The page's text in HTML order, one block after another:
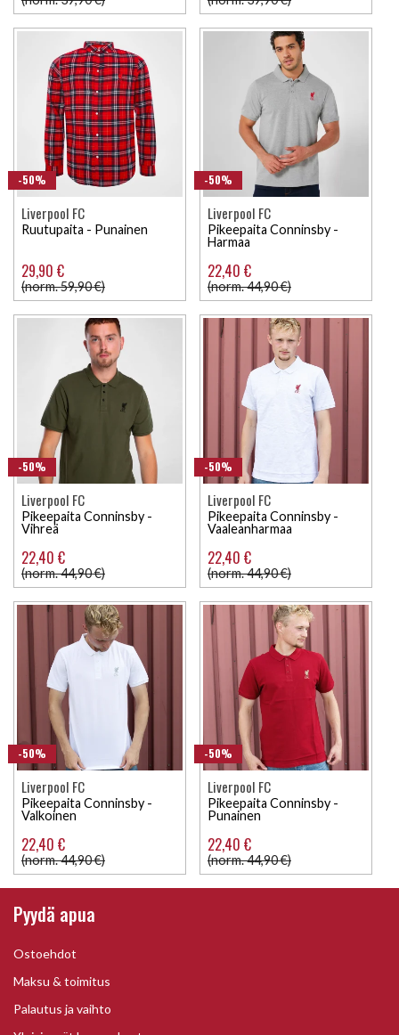
-50%
Liverpool FC
Ruutupaita - Punainen
29,90 €
(norm. 59,90 €)
-50%
Liverpool FC
Pikeepaita Conninsby -
Harmaa
22,40 €
(norm. 44,90 €)
-50%
Liverpool FC
Pikeepaita Conninsby -
Vihreä
22,40 €
(norm. 44,90 €)
-50%
Liverpool FC
Pikeepaita Conninsby -
Vaaleanharmaa
22,40 €
(norm. 44,90 €)
-50%
Liverpool FC
Pikeepaita Conninsby -
Valkoinen
22,40 €
(norm. 44,90 €)
-50%
Liverpool FC
Pikeepaita Conninsby -
Punainen
22,40 €
(norm. 44,90 €)
Pyydä apua
Ostoehdot
Maksu & toimitus
Palautus ja vaihto